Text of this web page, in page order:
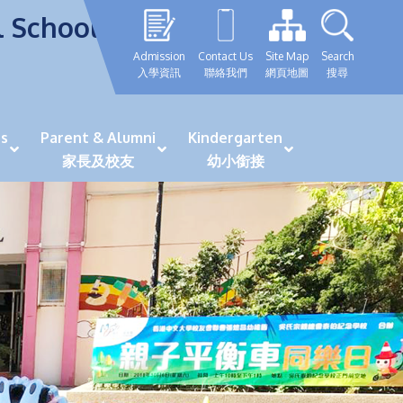
Admission
入學資訊
Contact Us
聯絡我們
Site Map
網頁地圖
Search
搜尋
School
Parent & Alumni
家長及校友
Kindergarten
幼小銜接